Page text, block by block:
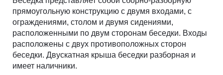
прямоугольную конструкцию с двумя входами, с
ограждениями, столом и двумя сидениями,
расположенными по двум сторонам беседки. Входы
расположены с двух противоположных сторон
беседки. Двускатная крыша беседки разборная и
имеет наличники.